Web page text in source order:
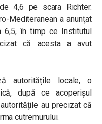
4,6 pe scara Richter.
Mediteranean a anunţat
6,5, în timp ce Institutul
că acesta a avut
autoritățile locale, o
după ce acoperișul
au precizat că
cutremurului.